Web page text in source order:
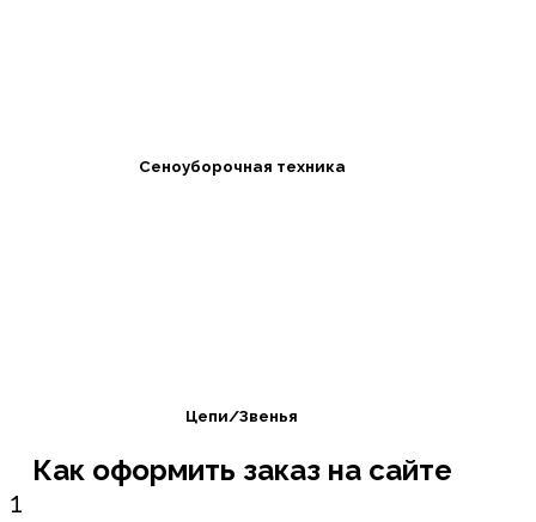
Сеноуборочная техника
Цепи/Звенья
Как оформить заказ на сайте
1